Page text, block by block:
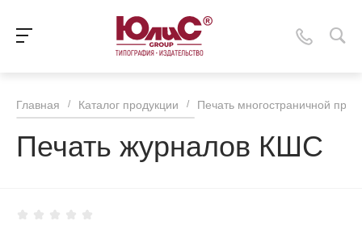
Главная / Каталог продукции / Печать многостраничной
Печать журналов КШС